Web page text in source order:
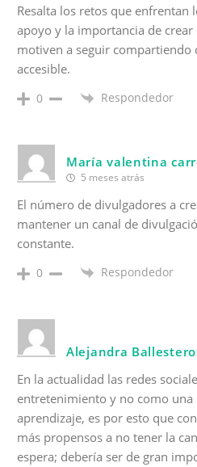
Resalta los retos que enfrentan
apoyo y la importancia de
motiven a seguir
accesible.
0 Respondedor
María valentina
5 meses atrás
El número de divulgadores a
mantener un canal de
constante.
0 Respondedor
Alejandra
En la actualidad las redes
entretenimiento y no como
aprendizaje, es por esto que
más propensos a no tener la
espera; debería ser de gran